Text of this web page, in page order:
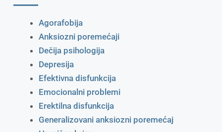
Agorafobija
Anksiozni poremećaji
Dečija psihologija
Depresija
Efektivna disfunkcija
Emocionalni problemi
Erektilna disfunkcija
Generalizovani anksiozni poremećaj